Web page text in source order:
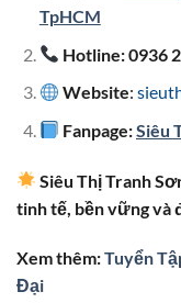
TpHCM
Hotline: 0936
Website:
Fanpage:Siêu
Siêu Thị Tranh
tinh tế, bền vững và
Xem thêm:Tuyển
Đại